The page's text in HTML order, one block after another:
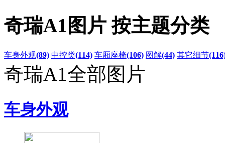
奇瑞A1图片 按主题分类
车身外观(89) 中控类(114) 车厢座椅(106) 图解(44) 其它细节
奇瑞A1全部图片
车身外观